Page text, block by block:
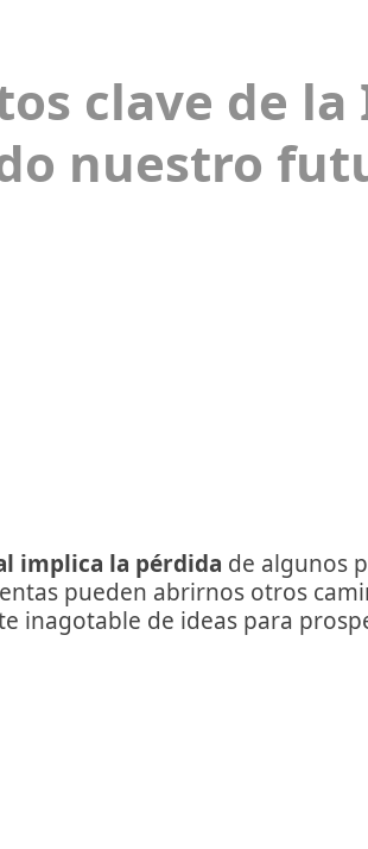
clave de la
nuestro
implica la pérdida de algunos
pueden abrirnos otros
inagotable de ideas para